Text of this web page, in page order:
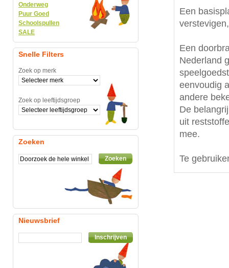
Een
Een
Nederland
eenvoudig
andere
De
uit
mee.
Te
Onderweg
Puur Goed
Schoolspullen
SALE
Snelle Filters
Zoek op merk
Zoek op leeftijdsgroep
Zoeken
Zoeken
Nieuwsbrief
Inschrijven